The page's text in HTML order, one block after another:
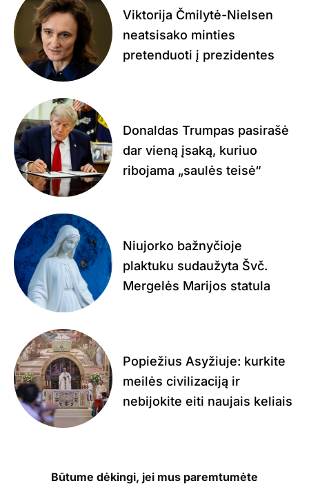
Viktorija Čmilytė-Nielsen
neatsisako minties
pretenduoti į prezidentes
Donaldas Trumpas pasirašė
dar vieną įsaką, kuriuo
ribojama „saulės teisė“
Niujorko bažnyčioje
plaktuku sudaužyta Švč.
Mergelės Marijos statula
Popiežius Asyžiuje: kurkite
meilės civilizaciją ir
nebijokite eiti naujais keliais
Būtume dėkingi, jei mus paremtumėte